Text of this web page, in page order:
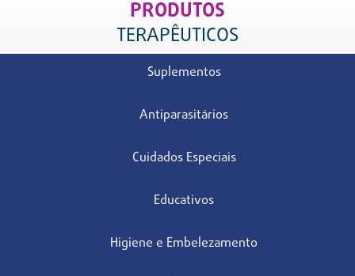
PRODUTOS
TERAPÊUTICOS
Suplementos
Antiparasitários
Cuidados Especiais
Educativos
Higiene e Embelezamento